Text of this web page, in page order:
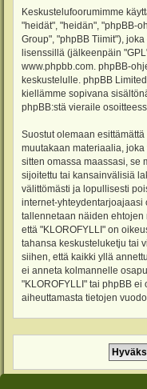
Keskustelufoorumimme
"heidät", "heidän", "phpBB-
Group", "phpBB Tiimit"),
lisenssillä (jälkeenpäin
www.phpbb.com . phpBB-
keskustelulle. phpBB
kiellämme sopivana
phpBB:stä vieraile
Suostut olemaan
muutakaan materiaalia,
sitten omassa maassasi, se
sijoitettu tai kansainvälisiä
välittömästi ja lopullisesti
internet-yhteydentarjoajaasi
tallennetaan näiden ehtojen
että "KLOROFYLLI" on
tahansa keskusteluketju tai
siihen, että kaikki yllä
ei anneta kolmannelle
"KLOROFYLLI" tai phpBB
aiheuttamasta tietojen